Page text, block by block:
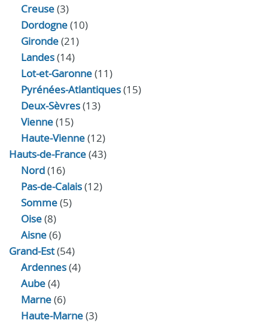
Creuse(3)
Dordogne(10)
Gironde(21)
Landes(14)
Lot-et-Garonne(11)
Pyrénées-Atlantiques(15)
Deux-Sèvres(13)
Vienne(15)
Haute-Vienne(12)
Hauts-de-France(43)
Nord(16)
Pas-de-Calais(12)
Somme(5)
Oise(8)
Aisne(6)
Grand-Est(54)
Ardennes(4)
Aube(4)
Marne(6)
Haute-Marne(3)